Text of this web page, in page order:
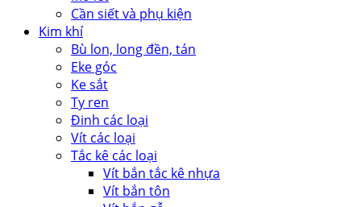
Cần siết và phụ kiện
Kim khí
Bù lon, long đền, tán
Eke góc
Ke sắt
Ty ren
Đinh các loại
Vít các loại
Tắc kê các loại
Vít bắn tắc kê nhựa
Vít bắn tôn